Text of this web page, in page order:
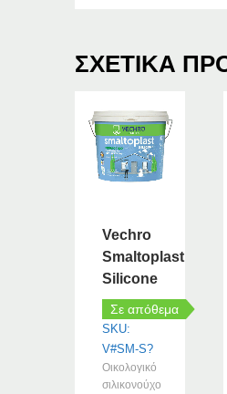
ΣΧΕΤΙΚΆ
Vechro
Smaltoplast
Silicone
Σε απόθεμα
SKU:
V#SM-S?
Οικολογικό
σιλικονούχο